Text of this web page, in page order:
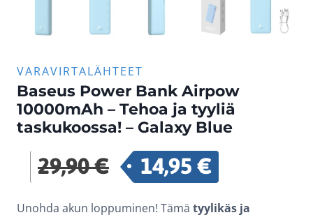
VARAVIRTALÄHTEET
Baseus Power Bank Airpow
10000mAh – Tehoa ja tyyliä
taskukoossa! – Galaxy Blue
29,90€ Alkuperäinen
14,95€
Unohda akun loppuminen! Tämä tyylikäs ja